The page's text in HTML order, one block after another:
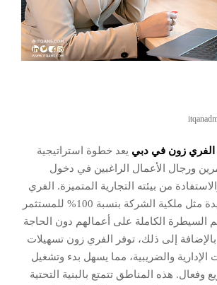
زون في دبي يعد خطوة استراتيجية
ورجال الأعمال الراغبين في دخول
من بيئته التجارية المتميزة. الفري
زون توفر مزايا فريدة مثل ملكية الشركة بنسبة 100% للمستثمر
السيطرة الكاملة على أعمالهم دون الحاجة
إلى ذلك، توفر الفري زون تسهيلات
الإدارية والضريبية، مما يسهل بدء وتشغيل
وفعال. هذه المناطق تتمتع بالبنية التحتية